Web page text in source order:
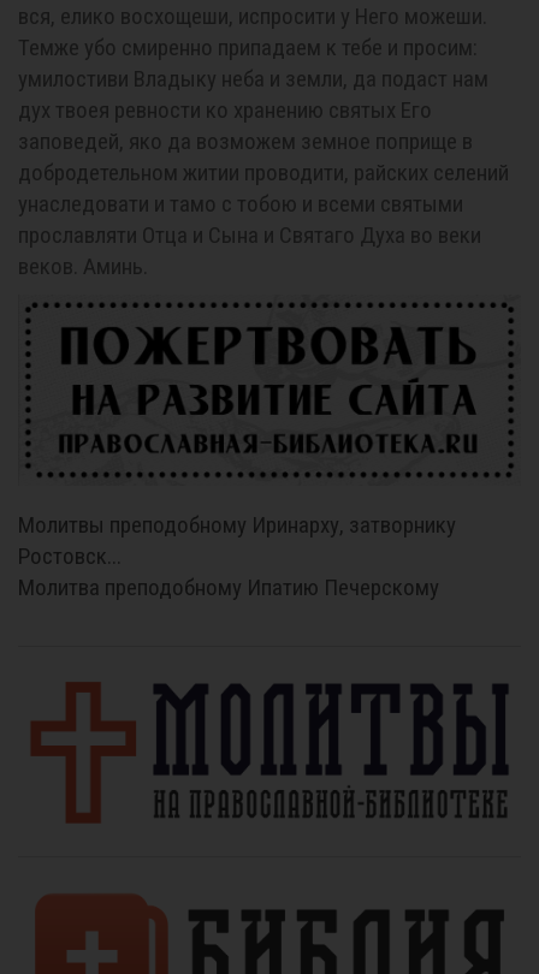
вся, елико восхощеши, испросити у Него можеши.
Темже убо смиренно припадаем к тебе и просим:
умилостиви Владыку неба и земли, да подаст нам
дух твоея ревности ко хранению святых Его
заповедей, яко да возможем земное поприще в
добродетельном житии проводити, райских селений
унаследовати и тамо с тобою и всеми святыми
прославляти Отца и Сына и Святаго Духа во веки
веков. Аминь.
Молитвы преподобному Иринарху, затворнику
Ростовск...
Молитва преподобному Ипатию Печерскому